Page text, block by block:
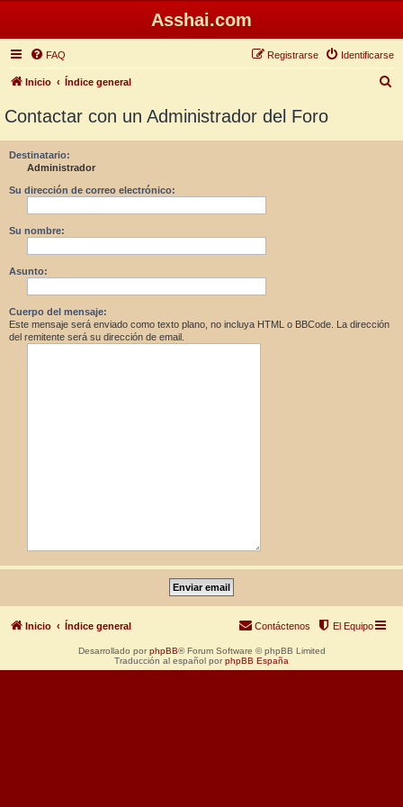
Asshai.com
FAQ Identificarse
Registrarse
Inicio Índice general
Contactar con un Administrador del Foro
Destinatario:
Administrador
Su dirección de correo electrónico:
Su nombre:
Asunto:
Cuerpo del mensaje:
Este mensaje será enviado como texto plano, no incluya HTML o BBCode. La dirección
del remitente será su dirección de email.
Inicio Índice general El Equipo
Contáctenos
Desarrollado por phpBB® Forum Software © phpBB Limited
Traducción al español por phpBB España